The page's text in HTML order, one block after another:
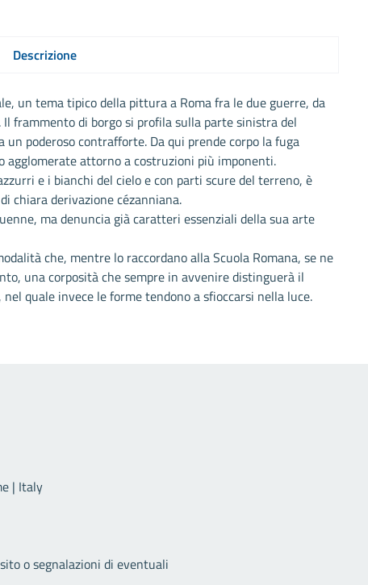
Descrizione
un tema tipico della pittura a Roma fra le due guerre, da
frammento di borgo si profila sulla parte sinistra del
poderoso contrafforte. Da qui prende corpo la fuga
agglomerate attorno a costruzioni più imponenti.
e i bianchi del cielo e con parti scure del terreno, è
chiara derivazione cézanniana.
ma denuncia già caratteri essenziali della sua arte
che, mentre lo raccordano alla Scuola Romana, se ne
una corposità che sempre in avvenire distinguerà il
quale invece le forme tendono a sfioccarsi nella luce.
| Italy
o segnalazioni di eventuali